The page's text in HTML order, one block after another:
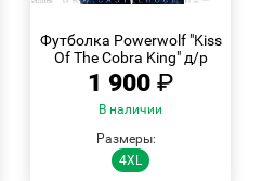
Футболка Powerwolf "Kiss
Of The Cobra King" д/р
1 900 ₽
В наличии
Размеры:
4XL